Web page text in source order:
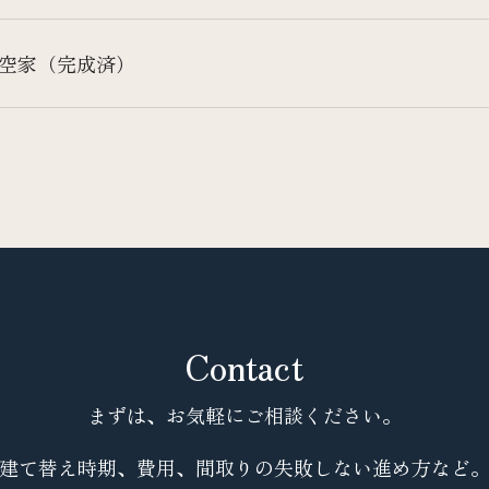
家（完成済）
Contact
まずは、お気軽にご相談ください。
建て替え時期、費用、間取りの失敗しない進め方など。